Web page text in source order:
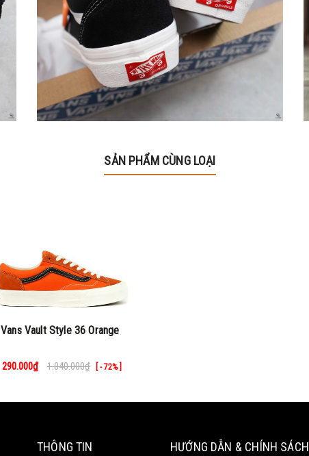
SẢN PHẨM CÙNG LOẠI
Vans Vault Style 36 Orange
290.000₫ 1.040.000₫ [ - 72% ]
THÔNG TIN HƯỚNG DẪN & CHÍNH SÁCH